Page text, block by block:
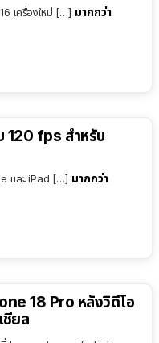
เครื่องใหม่ […] มากกว่า
120 fps สำหรับ
และ iPad […] มากกว่า
18 Pro หลังวิดีโอ
ชียล